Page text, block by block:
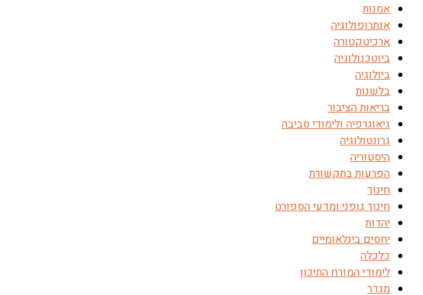
אמנות
אנתרופולוגיה
ארכיטקטורה
ביוטכנולוגיה
ביולוגיה
בלשנות
בריאות הציבור
גיאוגרפיה ולימודי סביבה
גרונטולוגיה
היסטוריה
הפרעות בתקשורת
חינוך
חינוך גופני ומדעי הספורט
יהדות
יחסים בינלאומיים
כלכלה
לימודי המזרח התיכון
מגדר